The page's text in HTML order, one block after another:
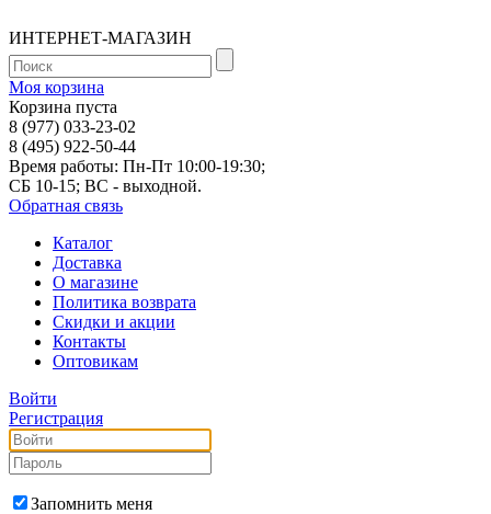
ИНТЕРНЕТ-МАГАЗИН
Моя корзина
Корзина пуста
8 (977) 033-23-02
8 (495) 922-50-44
Время работы: Пн-Пт 10:00-19:30;
СБ 10-15; ВС - выходной.
Обратная связь
Каталог
Доставка
О магазине
Политика возврата
Скидки и акции
Контакты
Оптовикам
Войти
Регистрация
Запомнить меня